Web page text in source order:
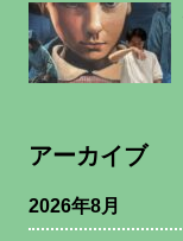
アーカイブ
2026年8月